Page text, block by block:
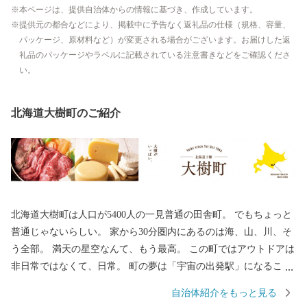
本ページは、提供自治体からの情報に基づき、作成しています。
提供元の都合などにより、掲載中に予告なく返礼品の仕様（規格、容量、
パッケージ、原材料など）が変更される場合がございます。お届けした返
礼品のパッケージやラベルに記載されている注意書きなどをご確認くださ
い。
北海道大樹町のご紹介
北海道大樹町は人口が5400人の一見普通の田舎町。 でもちょっと
普通じゃないらしい。 家から30分圏内にあるのは海、山、川、そ
う全部。 満天の星空なんて、もう最高。 この町ではアウトドアは
非日常ではなくて、日常。 町の夢は「宇宙の出発駅」になるこ
を育ててる。 北国の豊かな暮らしのほっこり感と、 この町で生ま
自治体紹介をもっと見る